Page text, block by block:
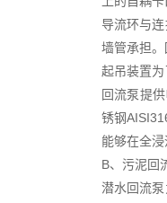
导流环与
墙管承担
起吊装置
回流泵提
锈钢
能够在全
B、污泥回
潜水回流